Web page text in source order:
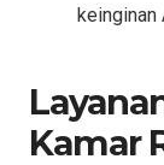
keinginan
Kamar